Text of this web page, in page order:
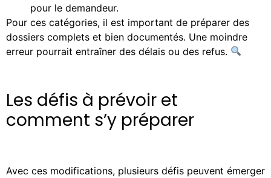
pour le demandeur.
Pour ces catégories, il est important de préparer des
dossiers complets et bien documentés. Une moindre
erreur pourrait entraîner des délais ou des refus.
Les défis à prévoir et
comment s’y préparer
Avec ces modifications, plusieurs défis peuvent émerger